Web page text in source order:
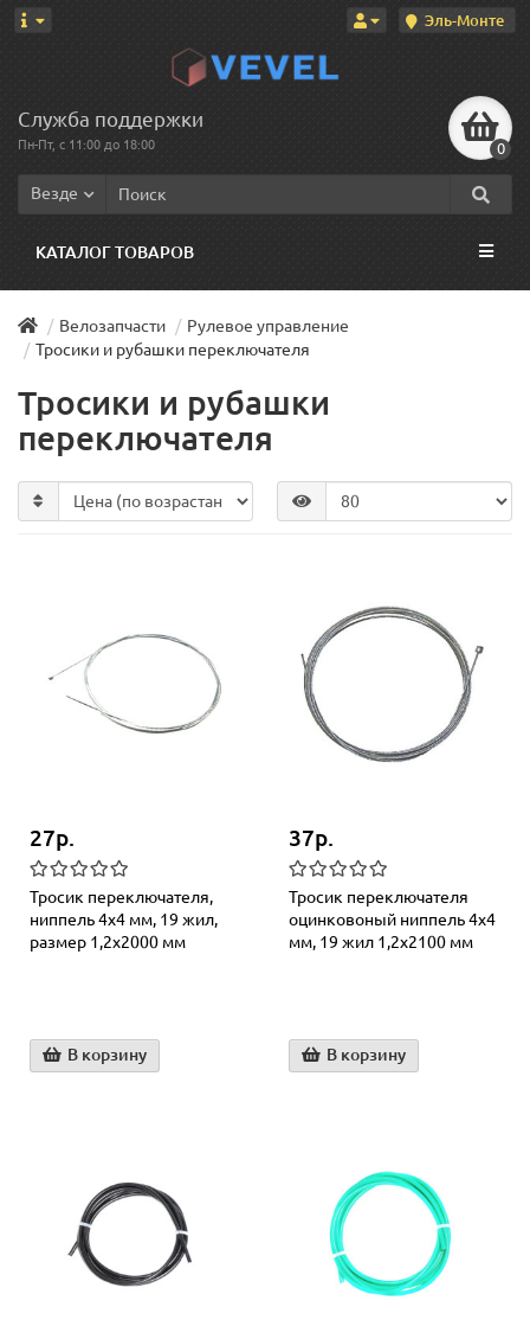
Эль-Монте
Служба поддержки
Пн-Пт, с 11:00 до 18:00 0
Везде
КАТАЛОГ ТОВАРОВ
Велозапчасти
Рулевое управление
Тросики и рубашки переключателя
Тросики и рубашки
переключателя
27р.
Тросик переключателя,
ниппель 4х4 мм, 19 жил,
размер 1,2х2000 мм
В корзину
37р.
Тросик переключателя
оцинковоный ниппель 4х4
мм, 19 жил 1,2х2100 мм
В корзину